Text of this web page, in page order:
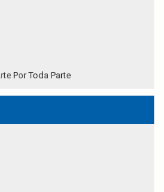
Por Toda Parte